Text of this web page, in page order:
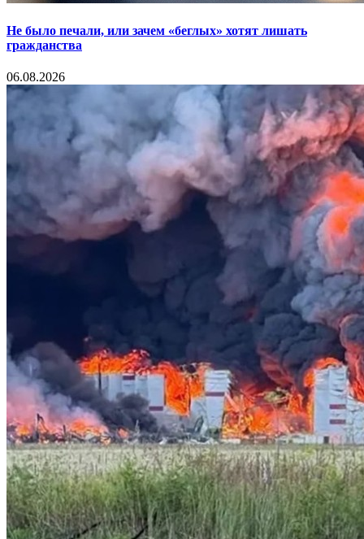
Не было печали, или зачем «беглых» хотят лишать
гражданства
06.08.2026